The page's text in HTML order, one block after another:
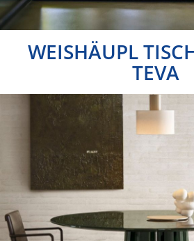
WEISHÄUPL
TEVA